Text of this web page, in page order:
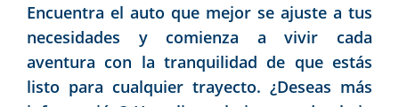
Encuentra el auto que mejor se ajuste a tus
necesidades y comienza a vivir cada
aventura con la tranquilidad de que estás
listo para cualquier trayecto. ¿Deseas más